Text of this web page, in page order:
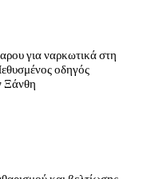
για ναρκωτικά στη
οδηγός
Ξάνθη